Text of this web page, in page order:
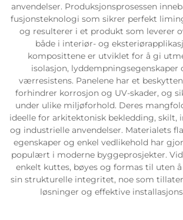
anvendelser. Produksjonsprosessen
fusjonsteknologi som sikrer perfekt
og resulterer i et produkt som leverer
både i interiør- og
komposittene er utviklet for å gi
isolasjon, lyddempningsegenskaper
værresistens. Panelene har et
forhindrer korrosjon og UV-skader, og
under ulike miljøforhold. Deres
ideelle for arkitektonisk bekledding, skilt,
og industrielle anvendelser. Materialets
egenskaper og enkel vedlikehold har
populært i moderne byggeprosjekter.
enkelt kuttes, bøyes og formas til uten
sin strukturelle integritet, noe som
løsninger og effektive